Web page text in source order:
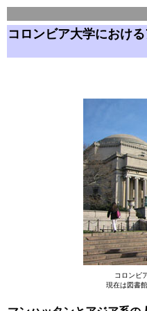
コロンビア大学におけ
コロンビ
現在は図書